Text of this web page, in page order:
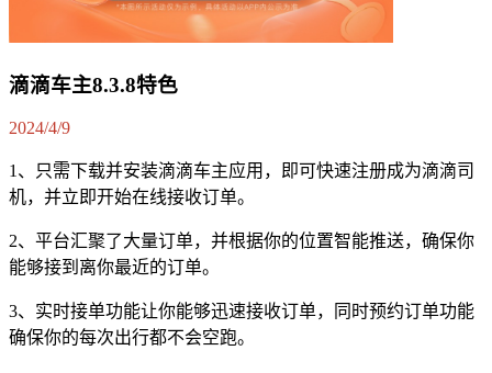
滴滴车主8.3.8特色
2024/4/9
1、只需下载并安装滴滴车主应用，即可快速注册成为滴滴司
机，并立即开始在线接收订单。
2、平台汇聚了大量订单，并根据你的位置智能推送，确保你
能够接到离你最近的订单。
3、实时接单功能让你能够迅速接收订单，同时预约订单功能
确保你的每次出行都不会空跑。